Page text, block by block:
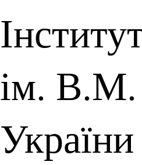
ім.
України